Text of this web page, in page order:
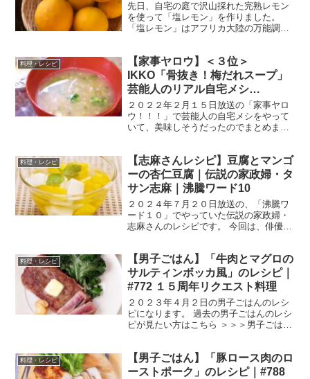
先日、自宅の庭で沢山採れた完熟レモン
を使って「塩レモン」を作りました。
「塩レモン」はアフリカ大陸の万能調味
早速「塩レモン」の作り方です！ 塩レモ
ンの作り方 「塩レモ...
料理・レシピ
【家事ヤロウ】＜３位＞
IKKO「骨抜き！梅だれスープ」
芸能人のリアル自宅メシ
TOP20！
２０２２年２月１５日放送の「家事ヤロ
ウ！！！」で芸能人の自宅メシをやって
いて、美味しそうだったのでまとめまし
梅だれスープ （出典：家事ヤロ
ウ！！！） 材料 ...
料理・レシピ
【志麻さんレシピ】豆腐とマンゴ
ーの杏仁豆腐｜伝説の家政婦・タ
サン志麻｜沸騰ワード10
２０２４年７月２０日放送の、「沸騰ワ
ード１０」でやっていた伝説の家政婦・
志麻さんのレシピです。 今回は、俳優の
絵里奈さん迎えて、「猛暑を乗り切る！
最強レシピ 真夏のスタ...
料理・レシピ
【男子ごはん】「牛肉とマグロの
サルティンボッカ風」のレシピ｜
#772 １５周年リクエスト料理
２０２３年４月２日の男子ごはんのレシ
ピになります。 過去の男子ごはんのレシ
ピが見たい方はこちら ＞＞＞男子ごはん
マグロ（赤身） １柵（１５０g） 牛肩
ロース肉（す...
料理・レシピ
【男子ごはん】「豚ロース肉のロ
ーストポーク」のレシピ｜#788